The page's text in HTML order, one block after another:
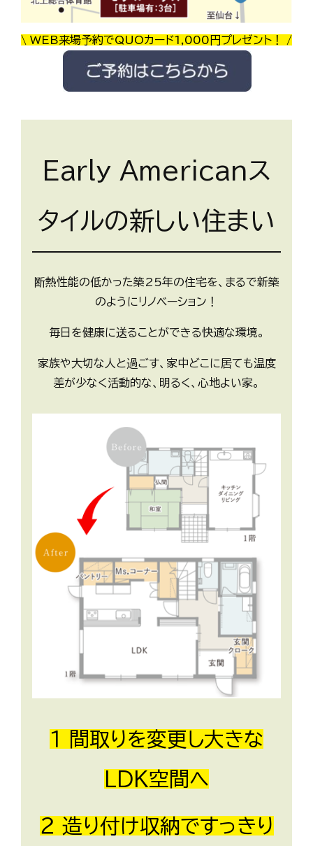
\ WEB来場予約でQUOカード1,000円プレゼント！ /
Early Americanス
タイルの新しい住まい
断熱性能の低かった築25年の住宅を、まるで新築
のようにリノベーション！
毎日を健康に送ることができる快適な環境。
家族や大切な人と過ごす、家中どこに居ても温度
差が少なく活動的な、明るく、心地よい家。
１ 間取りを変更し大きな
LDK空間へ
２ 造り付け収納ですっきり